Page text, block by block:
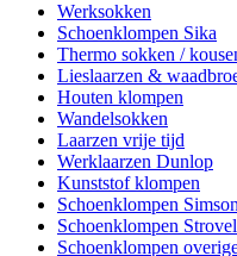
Werksokken
Schoenklompen Sika
Thermo sokken /
Lieslaarzen &
Houten klompen
Wandelsokken
Laarzen vrije tijd
Werklaarzen Dunlop
Kunststof klompen
Schoenklompen Simson
Schoenklompen
Schoenklompen